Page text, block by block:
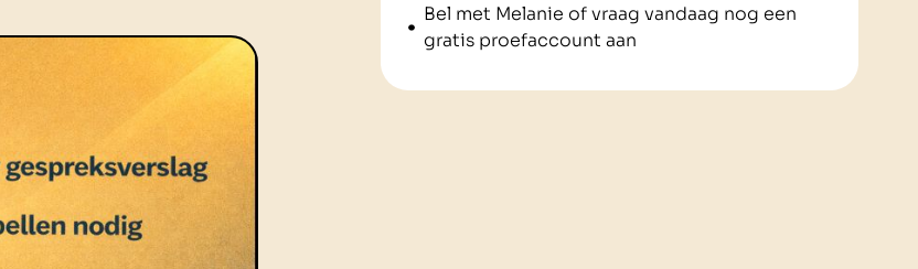
Bel met Melanie of vraag vandaag nog een
gratis proefaccount aan